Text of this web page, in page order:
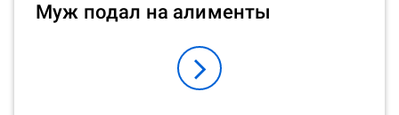
Муж подал на алименты